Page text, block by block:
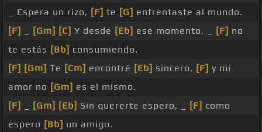
_ Espera un rizo, [F] te [G] enfrentaste al mundo.
[F]
[Gm] [C] Y desde [Eb] ese momento, _ [F] no
te estás [Bb] consumiendo.
[F] [Gm] Te [Cm] encontré [Eb] sincero, [F] y mi
amor no [Gm] es el mismo.
[F]
[Gm] [Eb] Sin quererte espero, _ [F] como
espero [Bb] un amigo.